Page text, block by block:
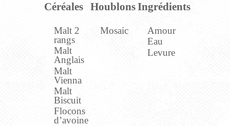
Céréales
Malt 2
rangs
Malt
Anglais
Malt
Vienna
Malt
Biscuit
Flocons
d’avoine
Houblons
Mosaic
Ingrédients
Amour
Eau
Levure